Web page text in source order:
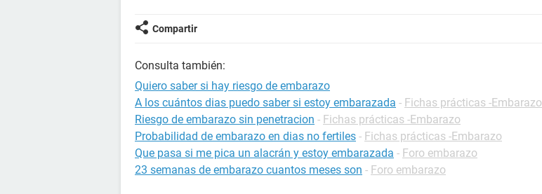
Compartir
Consulta también:
Quiero saber si hay riesgo de embarazo
A los cuántos dias puedo saber si estoy embarazada - Fichas prácticas -Embarazo
Riesgo de embarazo sin penetracion - Fichas prácticas -Embarazo
Probabilidad de embarazo en dias no fertiles - Fichas prácticas -Embarazo
Que pasa si me pica un alacrán y estoy embarazada - Foro embarazo
23 semanas de embarazo cuantos meses son - Foro embarazo